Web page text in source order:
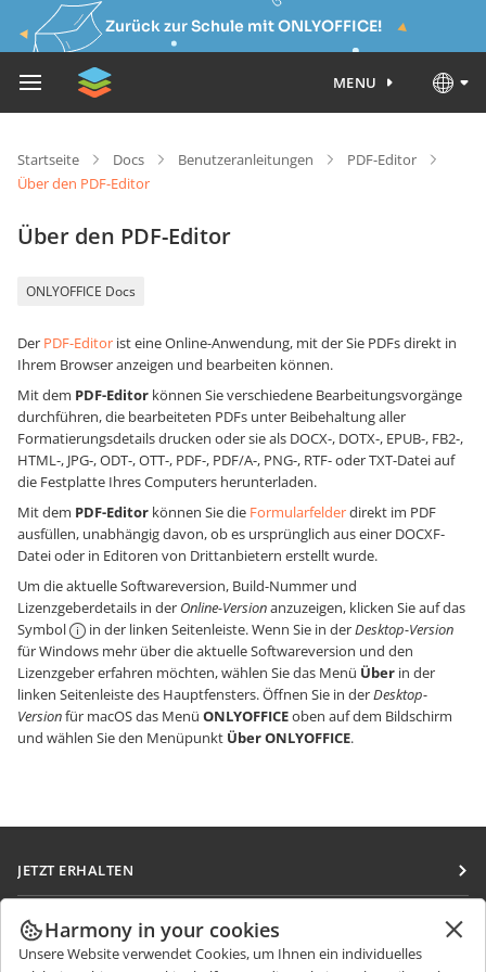
Zurück zur Schule mit ONLYOFFICE!
MENU
Startseite Docs Benutzeranleitungen
PDF-Editor
Über den PDF-Editor
Über den PDF-Editor
ONLYOFFICE Docs
Der PDF-Editor ist eine Online-Anwendung, mit der Sie PDFs direkt in
Ihrem Browser anzeigen und bearbeiten können.
Mit dem PDF-Editor können Sie verschiedene Bearbeitungsvorgänge
durchführen, die bearbeiteten PDFs unter Beibehaltung aller
Formatierungsdetails drucken oder sie als DOCX-, DOTX-, EPUB-, FB2-,
HTML-, JPG-, ODT-, OTT-, PDF-, PDF/A-, PNG-, RTF- oder TXT-Datei auf
die Festplatte Ihres Computers herunterladen.
Mit dem PDF-Editor können Sie die Formularfelderdirekt im PDF
ausfüllen, unabhängig davon, ob es ursprünglich aus einer DOCXF-
Datei oder in Editoren von Drittanbietern erstellt wurde.
Um die aktuelle Softwareversion, Build-Nummer und
Lizenzgeberdetails in der Online-Versionanzuzeigen, klicken Sie auf das
Symbol
in der linken Seitenleiste. Wenn Sie in derDesktop-Version
für Windows mehr über die aktuelle Softwareversion und den
Lizenzgeber erfahren möchten, wählen Sie das Menü Über in der
linken Seitenleiste des Hauptfensters. Öffnen Sie in derDesktop-
Versionfür macOS das Menü ONLYOFFICEoben auf dem Bildschirm
und wählen Sie den Menüpunkt Über ONLYOFFICE.
JETZT ERHALTEN
Docs
DocSpace
ZUSAMMENARBEITEN
Für Mitwirkende
Harmony in your cookies
Unsere Website verwendet Cookies, um Ihnen ein individuelles